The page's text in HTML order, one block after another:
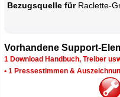
Be­zugs­quel­le fürRa­clette-
Vor­han­de­ne Sup­port-
1 Down­load Hand­buch, Trei­ber
• 1 Pres­se­stim­men &